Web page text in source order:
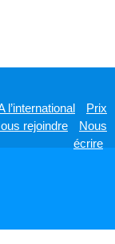
l’international
Prix
rejoindre
Nous
écrire